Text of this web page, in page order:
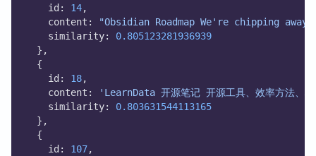
    id:
14,
    content:
"Obsidian Roadmap We're chipping
    similarity:
0.805123281936939
  },
  {
    id:
18,
    content:
'LearnData 开源笔记 开源工具、效率方法、
    similarity:
0.803631544113165
  },
  {
    id:
107,